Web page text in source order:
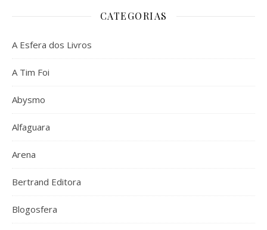
CATEGORIAS
A Esfera dos Livros
A Tim Foi
Abysmo
Alfaguara
Arena
Bertrand Editora
Blogosfera